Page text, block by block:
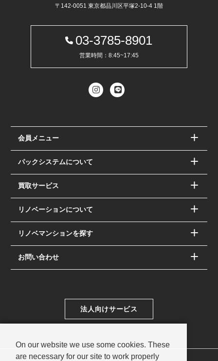
〒142-0051 東京都品川区平塚2-10-4 1階
03-3785-8901
営業時間：8:45~17:45
会員メニュー
パックシステムについて
買取サービス
リノベーションについて
リノベマンションを探す
お問い合わせ
法人向けサービス
On our website we use some cookies. These
are necessary for our site to work properly